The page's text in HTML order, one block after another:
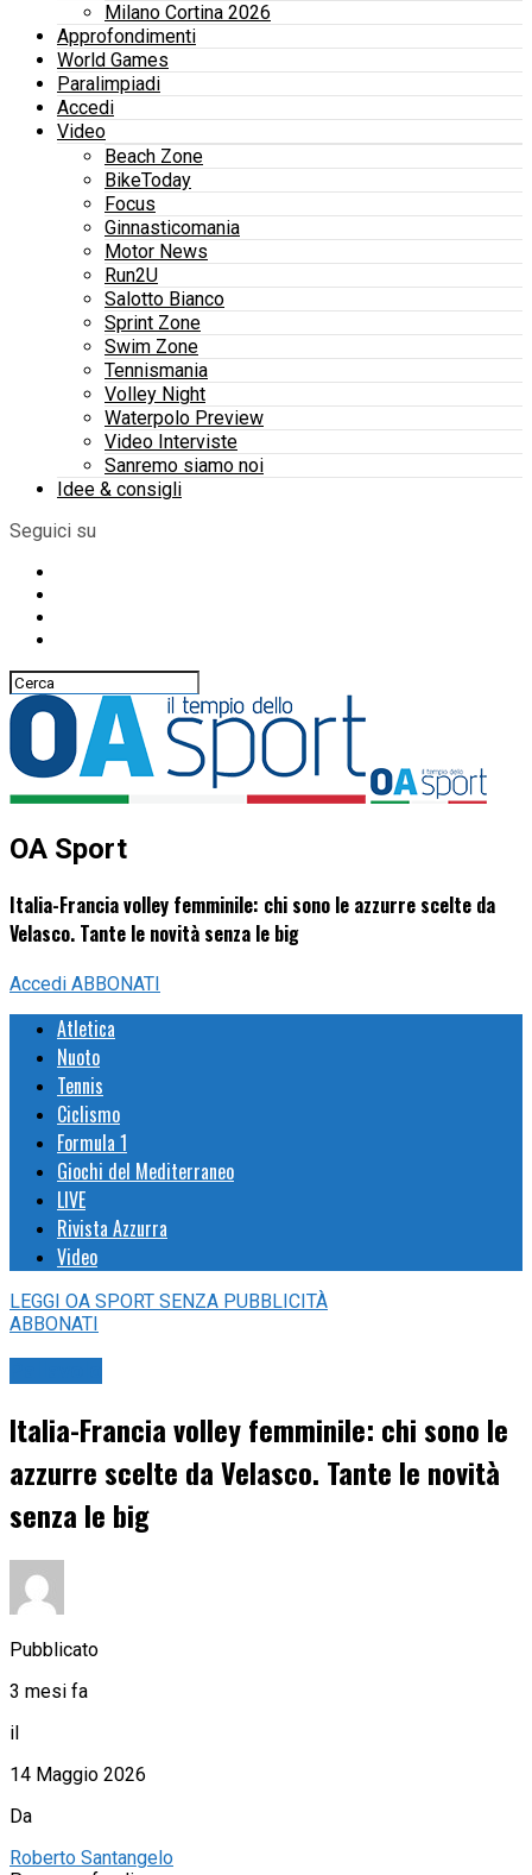
Milano Cortina 2026
Approfondimenti
World Games
Paralimpiadi
Accedi
Video
Beach Zone
BikeToday
Focus
Ginnasticomania
Motor News
Run2U
Salotto Bianco
Sprint Zone
Swim Zone
Tennismania
Volley Night
Waterpolo Preview
Video Interviste
Sanremo siamo noi
Idee & consigli
Seguici su
OA Sport
Italia-Francia volley femminile: chi sono le azzurre scelte da
Velasco. Tante le novità senza le big
Accedi ABBONATI
Atletica
Nuoto
Tennis
Ciclismo
Formula 1
Giochi del Mediterraneo
LIVE
Rivista Azzurra
Video
LEGGI OA SPORT SENZA PUBBLICITÀ
ABBONATI
Italia-Francia volley femminile: chi sono le
azzurre scelte da Velasco. Tante le novità
senza le big
Pubblicato
3 mesi fa
il
14 Maggio 2026
Da
Roberto Santangelo